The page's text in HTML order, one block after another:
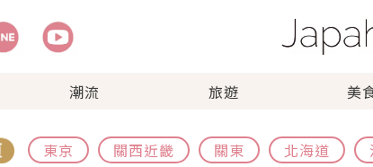
潮流 旅遊 美
東京 關西近畿 關東 北海道